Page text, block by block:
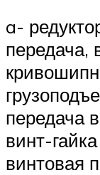
a-
передача,
передача
винт-
винтовая